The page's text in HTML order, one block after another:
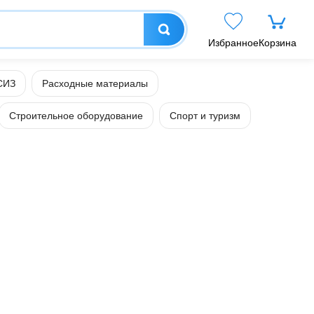
ИзбранноеКорзина
Расходные материалы
Строительное оборудование Спорт и туризм